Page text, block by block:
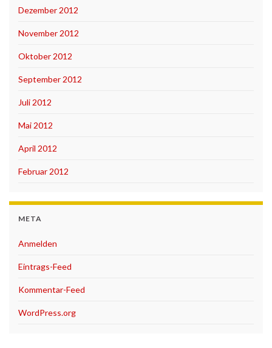
Dezember 2012
November 2012
Oktober 2012
September 2012
Juli 2012
Mai 2012
April 2012
Februar 2012
META
Anmelden
Eintrags-Feed
Kommentar-Feed
WordPress.org